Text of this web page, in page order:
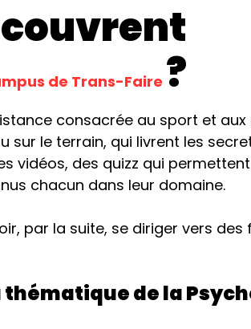
de Trans-Faire ?
consacrée au sport et aux
le terrain, qui livrent les
vidéos, des quizz qui permettent
chacun dans leur domaine.
par la suite, se diriger vers
de la